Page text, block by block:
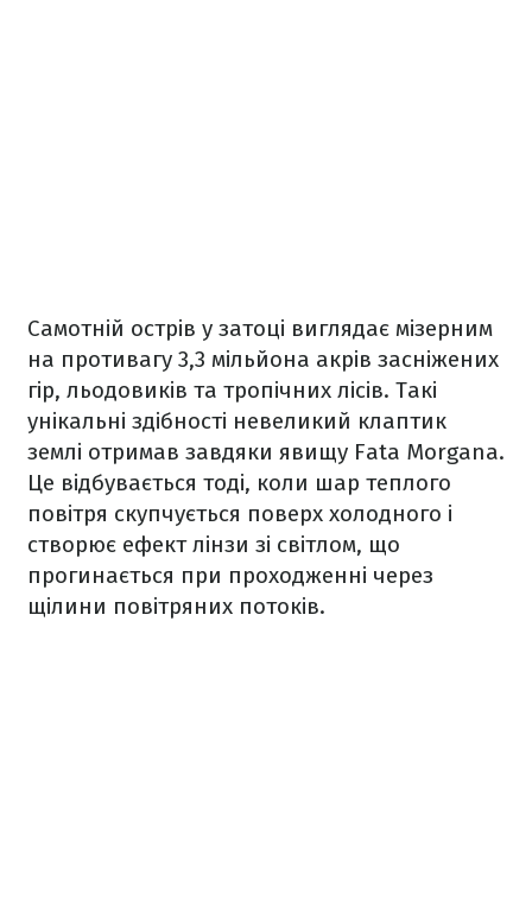
Самотній острів у затоці виглядає мізерним
на противагу 3,3 мільйона акрів засніжених
гір, льодовиків та тропічних лісів. Такі
унікальні здібності невеликий клаптик
землі отримав завдяки явищу Fata Morgana.
Це відбувається тоді, коли шар теплого
повітря скупчується поверх холодного і
створює ефект лінзи зі світлом, що
прогинається при проходженні через
щілини повітряних потоків.